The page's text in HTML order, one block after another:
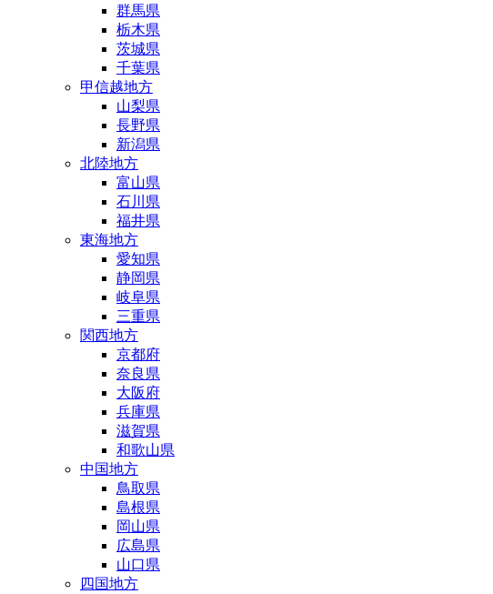
群馬県
栃木県
茨城県
千葉県
甲信越地方
山梨県
長野県
新潟県
北陸地方
富山県
石川県
福井県
東海地方
愛知県
静岡県
岐阜県
三重県
関西地方
京都府
奈良県
大阪府
兵庫県
滋賀県
和歌山県
中国地方
鳥取県
島根県
岡山県
広島県
山口県
四国地方